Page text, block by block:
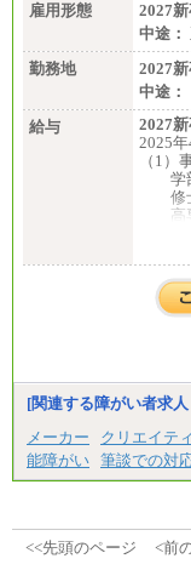
雇用形態
2027新
中途：
勤務地
2027新
中途：
給与
2027新
2025
（1
学部
修士
高専
大学
短期
慮し
※試用
中途：
（1）
合職
月給
経験
試用
基
月給
[関連する障がい者求
メーカー
クリエイテ
能障がい 筆談での対
<<先頭のページ <前